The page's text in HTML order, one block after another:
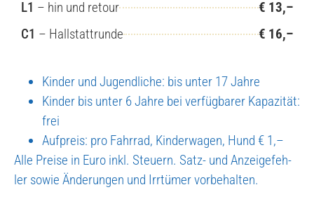
L1 – hin und retour
€ 13,–
C1 – Hall­statt­run­de € 16,–
Kin­der und Jugend­li­che: bis unter 17 Jah­re
Kin­der bis unter 6 Jah­re bei ver­füg­ba­rer Kapa­zi­tät:
frei
Auf­preis: pro Fahr­rad, Kin­der­wa­gen, Hund € 1,–
Alle Prei­se in Euro inkl. Steu­ern. Satz- und Anzei­ge­feh­
ler sowie Ände­run­gen und Irr­tü­mer vor­be­hal­ten.